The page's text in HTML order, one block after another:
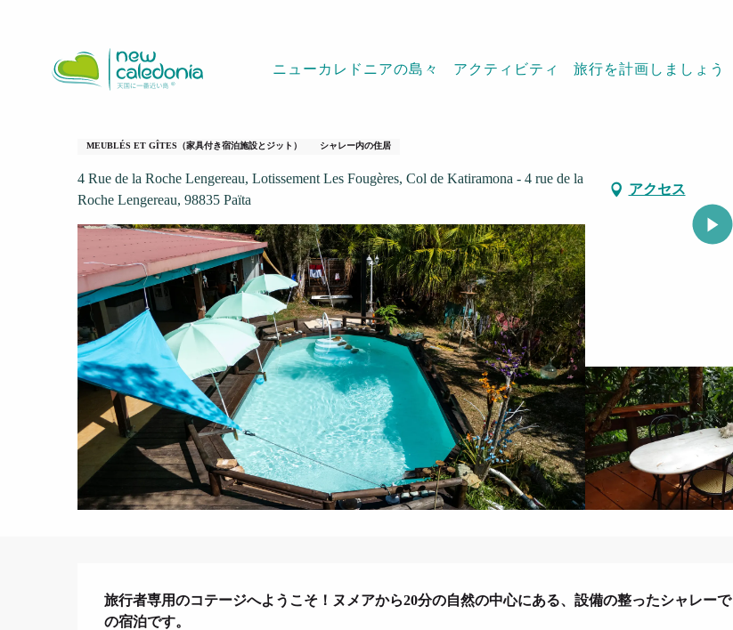
ニューカレドニアの島々 アクティビティ 旅行を計画しましょう
Gîte Tour du Monde
MEUBLÉS ET GÎTES（家具付き宿泊施設とジット） シャレー内の住居
4 Rue de la Roche Lengereau, Lotissement Les Fougères, Col de Katiramona - 4 rue de la
Roche Lengereau, 98835 Païta
アクセス
説明
旅行者専用のコテージへようこそ！ヌメアから20分の自然の中心にある、設備の整ったシャレーで
の宿泊です。